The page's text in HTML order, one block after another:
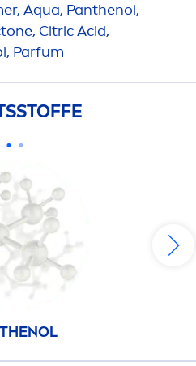
Aqua, Panthenol,
Citric Acid,
Parfum